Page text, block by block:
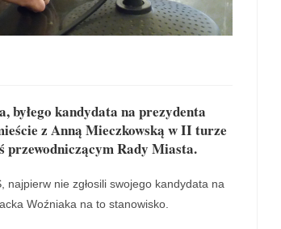
byłego kandydata na prezydenta
z Anną Mieczkowską w II turze
przewodniczącym Rady Miasta.
nie zgłosili swojego kandydata na
Woźniaka na to stanowisko.